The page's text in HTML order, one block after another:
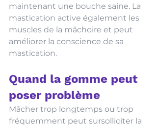
maintenant une bouche saine. La
mastication active également les
muscles de la mâchoire et peut
améliorer la conscience de sa
mastication.
Quand la gomme peut
poser problème
Mâcher trop longtemps ou trop
fréquemment peut sursolliciter la